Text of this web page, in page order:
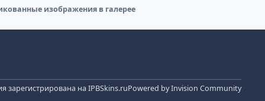
изображения в галерее
зарегистрирована на IPBSkins.ruPowered byInvision Community